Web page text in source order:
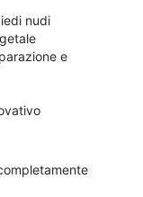
nudi
e